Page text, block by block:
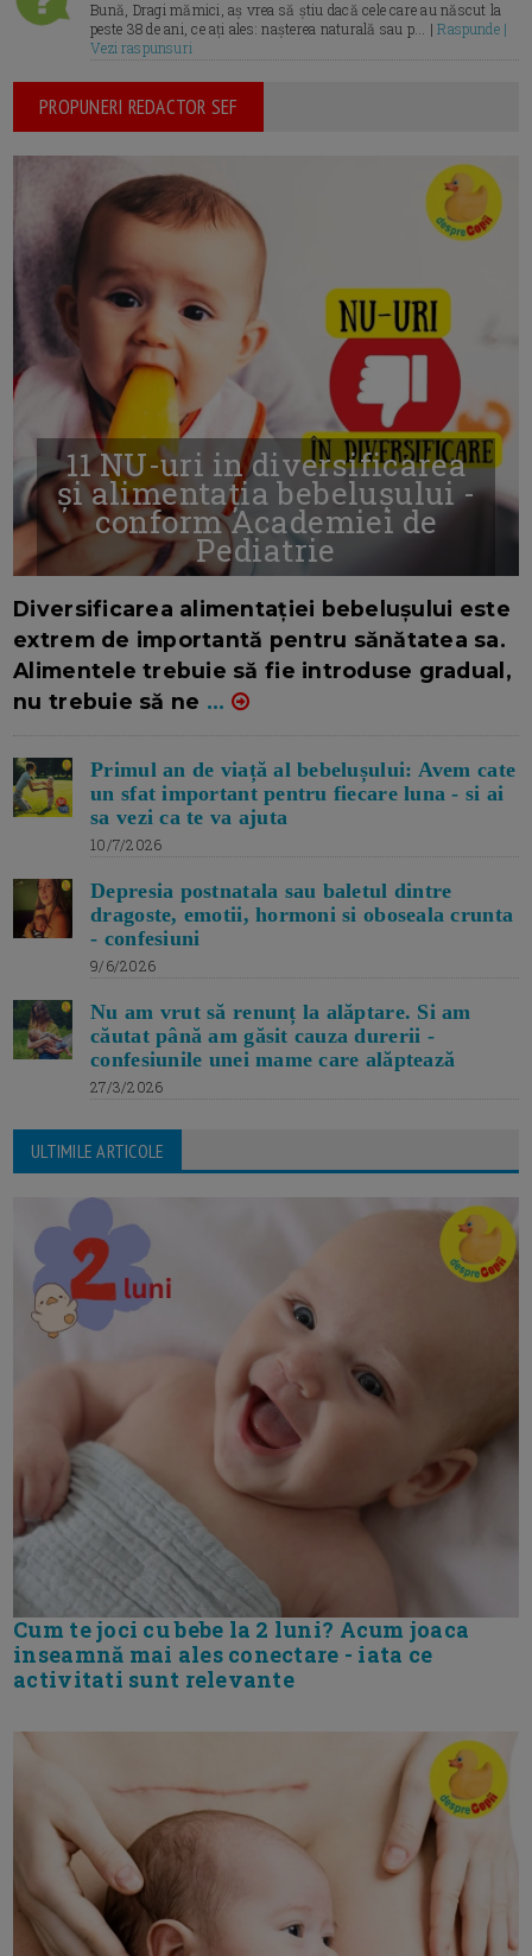
Bună, Dragi mămici, aș vrea să știu dacă cele care au născut la
peste 38 de ani, ce ați ales: nașterea naturală sau p... |Raspunde |
Vezi raspunsuri
PROPUNERI REDACTOR SEF
11 NU-uri in diversificarea
și alimentația bebelușului -
conform Academiei de
Pediatrie
Diversificarea alimentației bebelușului este
extrem de importantă pentru sănătatea sa.
Alimentele trebuie să fie introduse gradual,
nu trebuie să ne ...
Primul an de viață al bebelușului: Avem cate
un sfat important pentru fiecare luna - si ai
sa vezi ca te va ajuta
10/7/2026
Depresia postnatala sau baletul dintre
dragoste, emotii, hormoni si oboseala crunta
- confesiuni
9/6/2026
Nu am vrut să renunț la alăptare. Si am
căutat până am găsit cauza durerii -
confesiunile unei mame care alăptează
27/3/2026
ULTIMILE ARTICOLE
Cum te joci cu bebe la 2 luni? Acum joaca
inseamnă mai ales conectare - iata ce
activitati sunt relevante